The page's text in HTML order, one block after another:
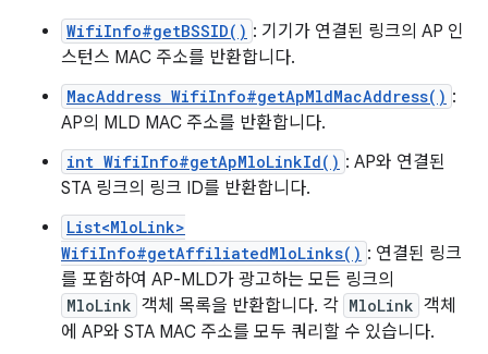
WifiInfo#getBSSID() : 기기가 연결된 링크의 AP 인
스턴스 MAC 주소를 반환합니다.
MacAddress WifiInfo#getApMldMacAddress() :
AP의 MLD MAC 주소를 반환합니다.
int WifiInfo#getApMloLinkId() : AP와 연결된
STA 링크의 링크 ID를 반환합니다.
List<MloLink>
WifiInfo#getAffiliatedMloLinks() : 연결된 링크
를 포함하여 AP-MLD가 광고하는 모든 링크의
MloLink 객체 목록을 반환합니다. 각 MloLink 객체
에 AP와 STA MAC 주소를 모두 쿼리할 수 있습니다.